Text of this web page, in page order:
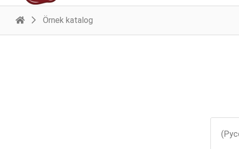
Örnek katalog